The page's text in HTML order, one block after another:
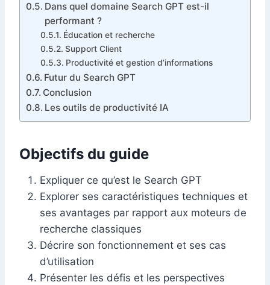
Dans quel domaine Search GPT est-il
performant ?
Éducation et recherche
Support Client
Productivité et gestion d’informations
Futur du Search GPT
Conclusion
Les outils de productivité IA
Objectifs du guide
Expliquer ce qu’est le Search GPT
Explorer ses caractéristiques techniques et
ses avantages par rapport aux moteurs de
recherche classiques
Décrire son fonctionnement et ses cas
d’utilisation
Présenter les défis et les perspectives